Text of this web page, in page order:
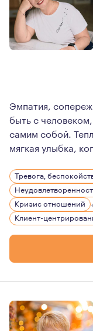
Эмпатия,
быть с
самим собой.
мягкая улыбка,
Безоговорочно
С 2017 года
Тревога,
Кризис отношений
Клиент-